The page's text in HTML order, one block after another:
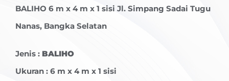
BALIHO 6 m x 4 m x 1 sisi Jl. Simpang Sadai Tugu
Nanas, Bangka Selatan
Jenis : BALIHO
Ukuran : 6 m x 4 m x 1 sisi